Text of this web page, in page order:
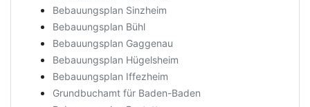
Bebauungsplan Sinzheim
Bebauungsplan Bühl
Bebauungsplan Gaggenau
Bebauungsplan Hügelsheim
Bebauungsplan Iffezheim
Grundbuchamt für Baden-Baden